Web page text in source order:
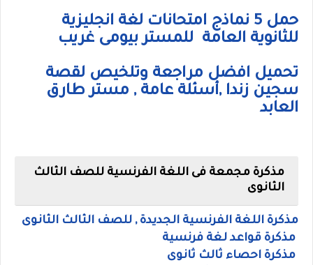
حمل 5 نماذج امتحانات لغة انجليزية
للثانوية العامة للمستر بيومى غريب
تحميل افضل مراجعة وتلخيص لقصة
سجين زندا ,أسئلة عامة , مستر طارق
العابد
مذكرة مجمعة فى اللغة الفرنسية للصف الثالث
الثانوى
مذكرة اللغة الفرنسية الجديدة , للصف الثالث الثانوى
مذكرة قواعد لغة فرنسية
مذكرة احصاء ثالث ثانوى